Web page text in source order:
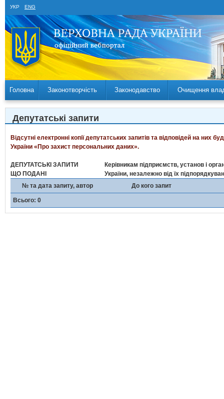
УКР ENG
Головна Законотворчість Законодавство Очищення
Депутатські запити
Відсутні електронні копії депутатських запитів та відповідей на
України «Про захист персональних даних».
ДЕПУТАТСЬКІ ЗАПИТИ
ЩО ПОДАНІ
Керівникам підприємств, установ і
України, незалежно від їх
№ та дата запиту, автор
До кого запит
Всього: 0